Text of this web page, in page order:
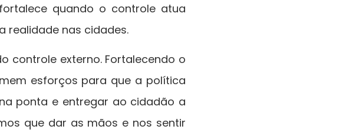
quando o controle atua
realidade nas cidades.
controle externo. Fortalecendo o
esforços para que a política
ponta e entregar ao cidadão a
que dar as mãos e nos sentir